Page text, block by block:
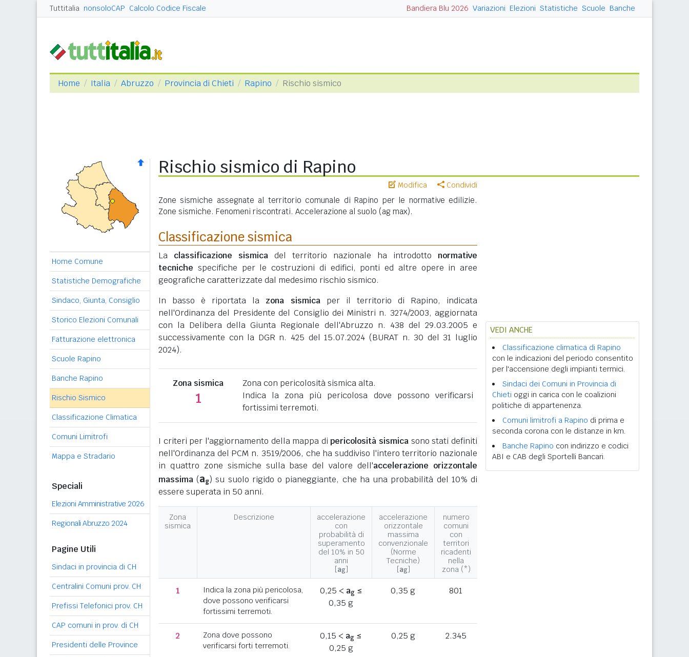
Tuttitalia nonsoloCAP Calcolo Codice Fiscale Bandiera Blu 2026 Variazioni Elezioni Statistiche Scuole Banche
Home Italia Abruzzo Provincia di Chieti Rapino Rischio sismico
Home Comune
Statistiche Demografiche
Sindaco, Giunta, Consiglio
Storico Elezioni Comunali
Fatturazione elettronica
Scuole Rapino
Banche Rapino
Rischio Sismico
Classificazione Climatica
Comuni Limitrofi
Mappa e Stradario
Speciali
Elezioni Amministrative 2026
Regionali Abruzzo 2024
Pagine Utili
Sindaci in provincia di CH
Centralini Comuni prov. CH
Prefissi Telefonici prov. CH
CAP comuni in prov. di CH
Presidenti delle Province
Rischio sismico di Rapino
Modifica Condividi
Zone sismiche assegnate al territorio comunale di Rapino per le normative edilizie.
Zone sismiche. Fenomeni riscontrati. Accelerazione al suolo (ag max).
Classificazione sismica
La classificazione sismica del territorio nazionale ha introdotto normative
tecniche specifiche per le costruzioni di edifici, ponti ed altre opere in aree
geografiche caratterizzate dal medesimo rischio sismico.
In basso è riportata la zona sismicaper il territorio di Rapino, indicata
nell'Ordinanza del Presidente del Consiglio dei Ministri n. 3274/2003, aggiornata
con la Delibera della Giunta Regionale dell'Abruzzo n. 438 del 29.03.2005 e
successivamente con la DGR n. 425 del 15.07.2024 (BURAT n. 30 del 31 luglio
2024).
Zona sismica
1
Zona con pericolosità sismica alta.
Indica la zona più pericolosa dove possono verificarsi
fortissimi terremoti.
I criteri per l'aggiornamento della mappa dipericolosità sismica sono stati definiti
nell'Ordinanza del PCM n. 3519/2006, che ha suddiviso l'intero territorio nazionale
in quattro zone sismiche sulla base del valore dell'accelerazione orizzontale
massima (ag) su suolo rigido o pianeggiante, che ha una probabilità del 10% di
essere superata in 50 anni.
Zona
sismica
Descrizione
accelerazione
con
probabilità di
superamento
del 10% in 50
anni
[ag]
accelerazione
orizzontale
massima
convenzionale
(Norme
Tecniche)
[ag]
numero
comuni
con
territori
ricadenti
nella
zona (*)
1
Indica la zona più pericolosa,
dove possono verificarsi
fortissimi terremoti.
0,25 < ag≤
0,35 g
0,35 g 801
2
Zona dove possono
verificarsi forti terremoti.
0,15 < ag ≤
0,25 g
0,25 g 2.345
VEDI ANCHE
Classificazione climatica di Rapino
con le indicazioni del periodo consentito
per l'accensione degli impianti termici.
Sindaci dei Comuni in Provincia di
Chieti oggi in carica con le coalizioni
politiche di appartenenza.
Comuni limitrofi a Rapino di prima e
seconda corona con le distanze in km.
Banche Rapino con indirizzo e codici
ABI e CAB degli Sportelli Bancari.